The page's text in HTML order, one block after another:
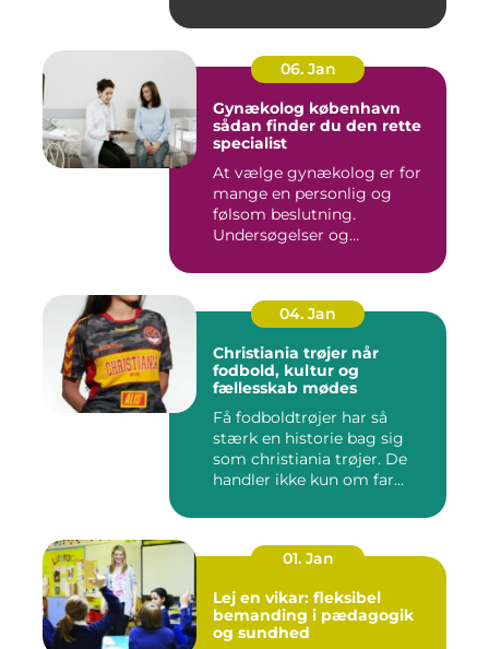
06. Jan
Gynækolog københavn
sådan finder du den rette
specialist
At vælge gynækolog er for
mange en personlig og
følsom beslutning.
Undersøgelser og
04. Jan
Christiania trøjer når
fodbold, kultur og
fællesskab mødes
Få fodboldtrøjer har så
stærk en historie bag sig
som christiania trøjer. De
handler ikke kun om far...
01. Jan
Lej en vikar: fleksibel
bemanding i pædagogik
og sundhed